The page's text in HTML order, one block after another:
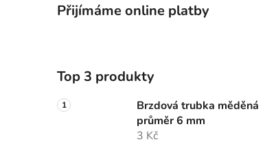
Přijímáme online platby
Top 3 produkty
Brzdová trubka měděná
průměr 6 mm
3 Kč